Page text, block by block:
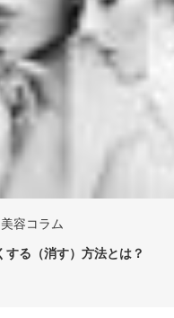
美容コラム
する（消す）方法とは？